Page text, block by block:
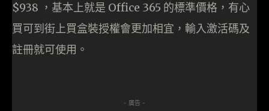
$938 ，基本上就是 Office 365 的標準價格，有心
買可到街上買盒裝授權會更加相宜，輸入激活碼及
註冊就可使用。
- 廣告 -